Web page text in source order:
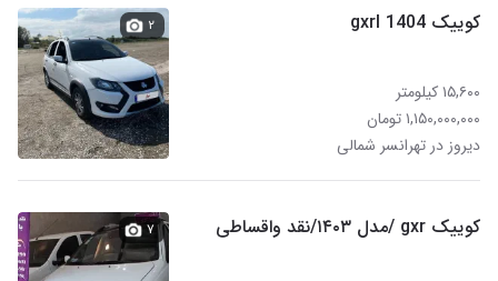
کوییک gxrl 1404
۱۵,۶۰۰ کیلومتر
۱,۱۵۰,۰۰۰,۰۰۰ تومان
دیروز در تهرانسر شمالی
۲
کوییک gxr /مدل ۱۴۰۳/نقد واقساطی ۷